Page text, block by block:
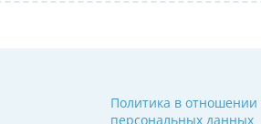
Политика в отношении
персональных данных